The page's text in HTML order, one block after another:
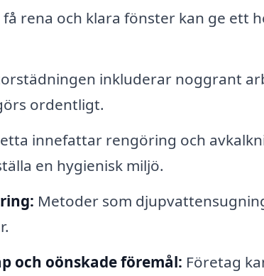
rena och klara fönster kan ge ett
inkluderar noggrant
ordentligt.
innefattar rengöring och
en hygienisk miljö.
Metoder som
och oönskade föremål: Företag